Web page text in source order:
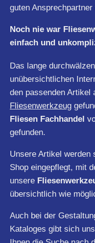
guten Ansprechpartner
Noch nie war
einfach und
Das lange
unübersichtlichen
den passenden Artikel
Fliesenwerkzeug
Fliesen Fachhandel
gefunden.
Unsere Artikel werden
Shop eingepflegt, mit
unsere
übersichtlich wie
Auch bei der
Kataloges gibt sich